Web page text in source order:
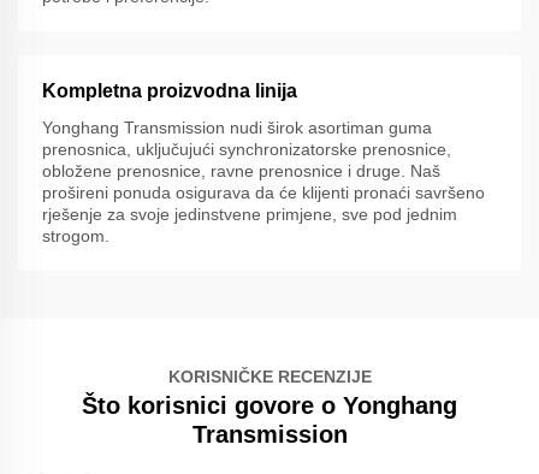
Kompletna proizvodna linija
Yonghang Transmission nudi širok asortiman guma
prenosnica, uključujući synchronizatorske prenosnice,
obložene prenosnice, ravne prenosnice i druge. Naš
prošireni ponuda osigurava da će klijenti pronaći savršeno
rješenje za svoje jedinstvene primjene, sve pod jednim
strogom.
KORISNIČKE RECENZIJE
Što korisnici govore o Yonghang
Transmission